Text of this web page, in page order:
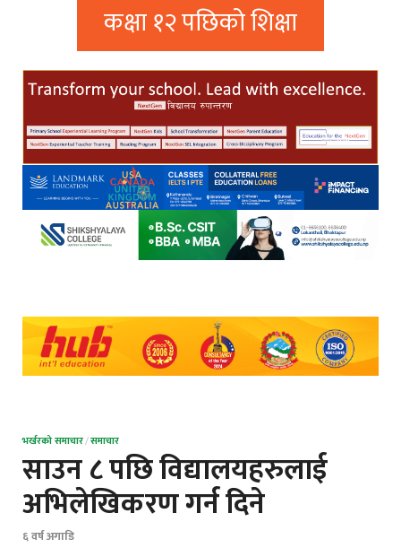
कक्षा १२ पछिको शिक्षा
भर्खरको समाचार/समाचार
साउन ८ पछि विद्यालयहरुलाई
अभिलेखिकरण गर्न दिने
६ वर्ष अगाडि